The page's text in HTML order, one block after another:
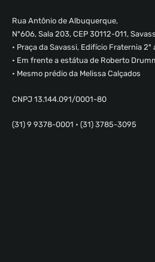
Rua Antônio de Albuquerque,
Nº606, Sala 203, CEP 30112-011,
• Praça da Savassi, Edifício Fraternia 2º
• Em frente a estátua de Roberto
• Mesmo prédio da Melissa Calçados
CNPJ 13.144.091/0001-80
(31) 9 9378-0001 • (31) 3785-3095